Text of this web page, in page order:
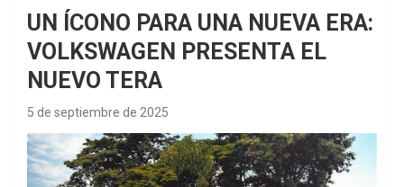
UN ÍCONO PARA UNA NUEVA ERA:
VOLKSWAGEN PRESENTA EL
NUEVO TERA
5 de septiembre de 2025